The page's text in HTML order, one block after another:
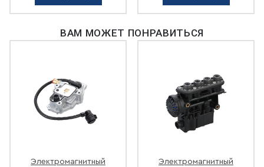
ВАМ МОЖЕТ ПОНРАВИТЬСЯ
Электромагнитный Электромагнитный